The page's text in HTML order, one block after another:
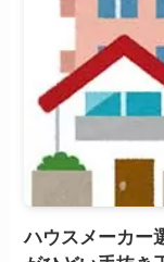
ハウスメーカー